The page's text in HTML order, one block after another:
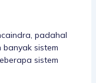
padahal
sistem
sistem